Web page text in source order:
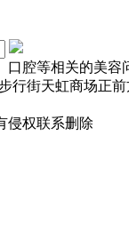
腔等相关的美
行街天虹商场正前
侵权联系删除